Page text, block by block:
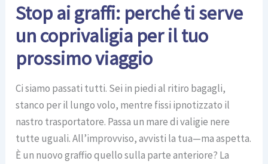
Stop ai graffi: perché ti serve
un coprivaligia per il tuo
prossimo viaggio
Ci siamo passati tutti. Sei in piedi al ritiro bagagli,
stanco per il lungo volo, mentre fissi ipnotizzato il
nastro trasportatore. Passa un mare di valigie nere
tutte uguali. All’improvviso, avvisti la tua—ma aspetta.
È un nuovo graffio quello sulla parte anteriore? La